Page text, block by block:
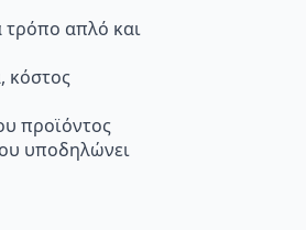
απλό και
κόστος
προϊόντος
υποδηλώνει